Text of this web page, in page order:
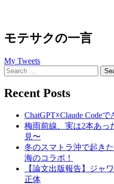
モテサクの一言
My Tweets
Search
for:
Recent Posts
ChatGPT☓Claude Code
梅雨前線、実は2本あっ
見〜
冬のスマトラ沖で起き
海のコラボ！
【論文出版報告】ジャ
正体